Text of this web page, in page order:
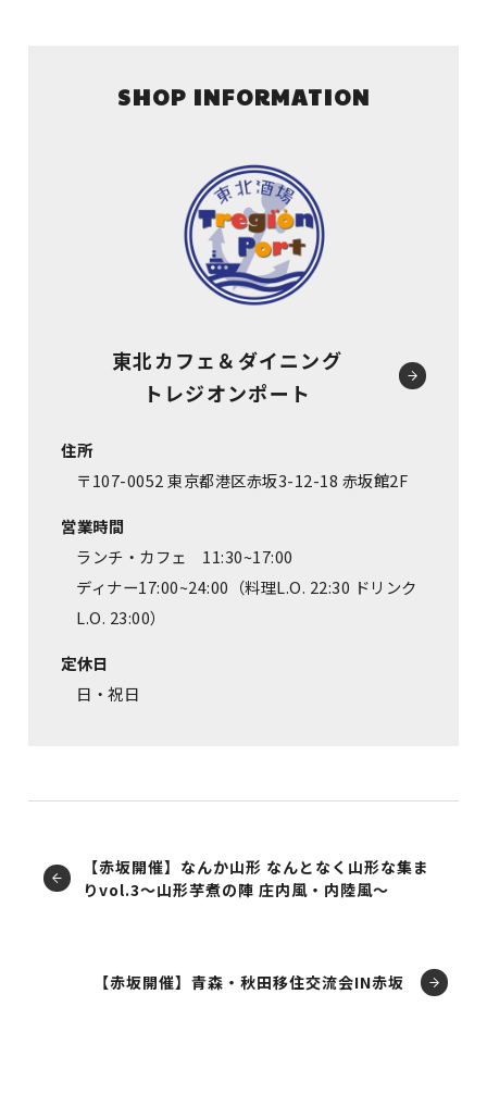
SHOP INFORMATION
東北カフェ＆ダイニング
トレジオンポート
住所
〒107-0052 東京都港区赤坂3-12-18 赤坂館2F
営業時間
ランチ・カフェ 11:30~17:00
ディナー17:00~24:00（料理L.O. 22:30 ドリンク
L.O. 23:00）
定休日
日・祝日
【赤坂開催】なんか山形 なんとなく山形な集ま
りvol.3～山形芋煮の陣 庄内風・内陸風～
【赤坂開催】青森・秋田移住交流会IN赤坂